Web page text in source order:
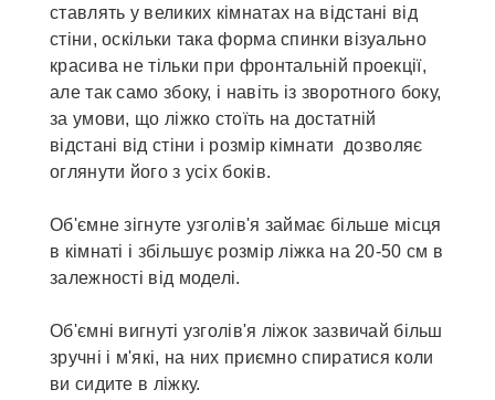
ставлять у великих кімнатах на відстані від
стіни, оскільки така форма спинки візуально
красива не тільки при фронтальній проекції,
але так само збоку, і навіть із зворотного боку,
за умови, що ліжко стоїть на достатній
відстані від стіни і розмір кімнати дозволяє
оглянути його з усіх боків.
Об'ємне зігнуте узголів'я займає більше місця
в кімнаті і збільшує розмір ліжка на 20-50 см в
залежності від моделі.
Об'ємні вигнуті узголів'я ліжок зазвичай більш
зручні і м'які, на них приємно спиратися коли
ви сидите в ліжку.